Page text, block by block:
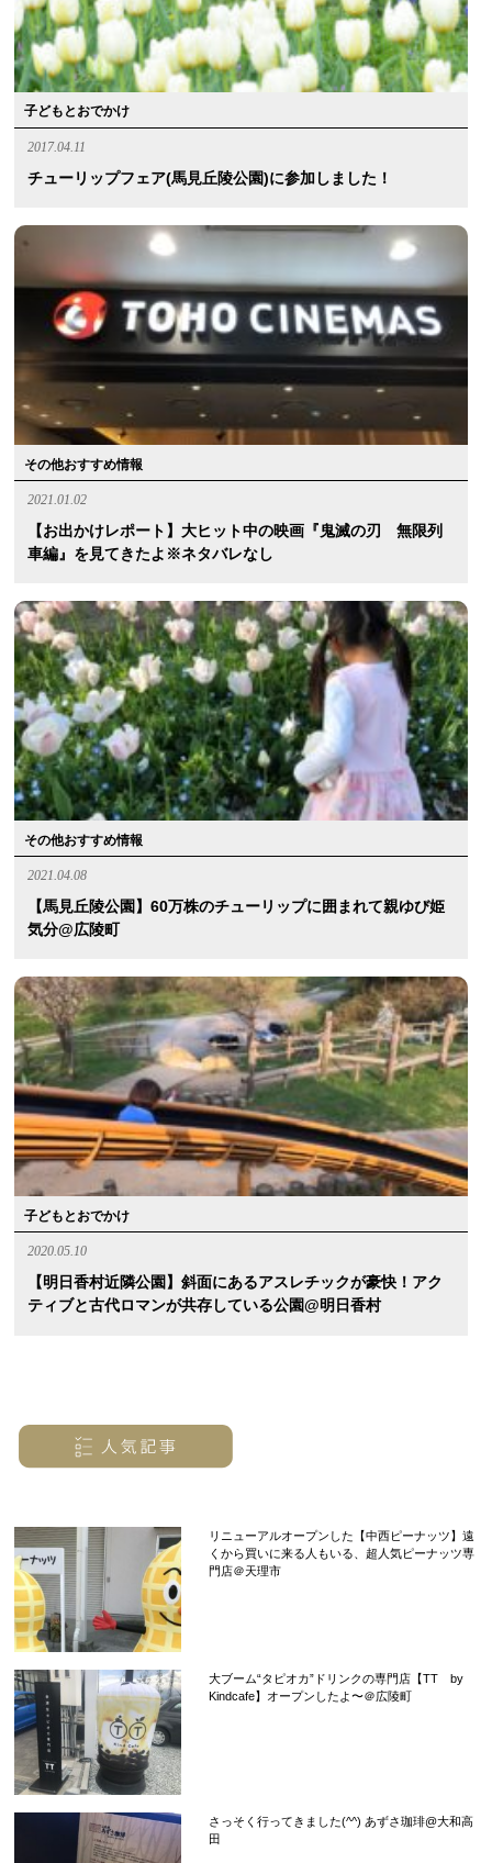
子どもとおでかけ
2017.04.11
チューリップフェア(馬見丘陵公園)に参加しました！
その他おすすめ情報
2021.01.02
【お出かけレポート】大ヒット中の映画『鬼滅の刃 無限列
車編』を見てきたよ※ネタバレなし
その他おすすめ情報
2021.04.08
【馬見丘陵公園】60万株のチューリップに囲まれて親ゆび姫
気分@広陵町
子どもとおでかけ
2020.05.10
【明日香村近隣公園】斜面にあるアスレチックが豪快！アク
ティブと古代ロマンが共存している公園@明日香村
リニューアルオープンした【中西ピーナッツ】遠
くから買いに来る人もいる、超人気ピーナッツ専
門店＠天理市
大ブーム“タピオカ”ドリンクの専門店【TT by
Kindcafe】オープンしたよ〜＠広陵町
さっそく行ってきました(^^) あずさ珈琲@大和高
田